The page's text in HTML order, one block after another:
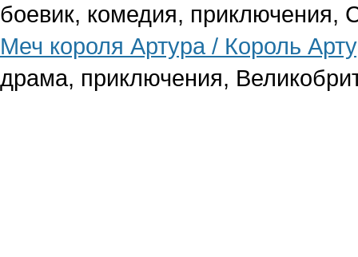
боевик, комедия, приключения,
Меч короля Артура / Король
драма, приключения,